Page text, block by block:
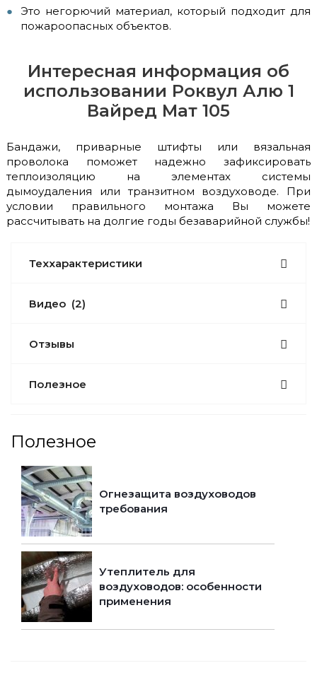
Это негорючий материал, который подходит для
пожароопасных объектов.
Интересная информация об
использовании Роквул Алю 1
Вайред Мат 105
Бандажи, приварные штифты или вязальная
проволока поможет надежно зафиксировать
теплоизоляцию на элементах системы
дымоудаления или транзитном воздуховоде. При
условии правильного монтажа Вы можете
рассчитывать на долгие годы безаварийной службы!
Теххарактеристики
Видео (2)
Отзывы
Полезное
Полезное
Огнезащита воздуховодов
требования
Утеплитель для
воздуховодов: особенности
применения